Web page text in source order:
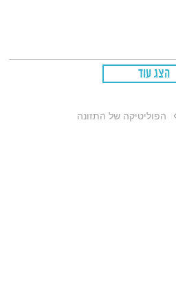
הצג עוד
הפוליטיקה של התזונה